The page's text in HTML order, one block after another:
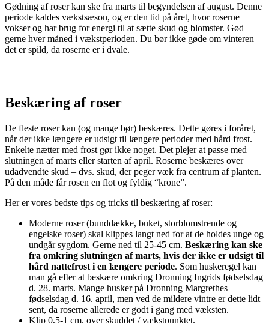
Gødning af roser kan ske fra marts til begyndelsen af august. Denne
periode kaldes vækstsæson, og er den tid på året, hvor roserne
vokser og har brug for energi til at sætte skud og blomster. Gød
gerne hver måned i vækstperioden. Du bør ikke gøde om vinteren –
det er spild, da roserne er i dvale.
Beskæring af roser
De fleste roser kan (og mange bør) beskæres. Dette gøres i foråret,
når der ikke længere er udsigt til længere perioder med hård frost.
Enkelte nætter med frost gør ikke noget. Det plejer at passe med
slutningen af marts eller starten af april. Roserne beskæres over
udadvendte skud – dvs. skud, der peger væk fra centrum af planten.
På den måde får rosen en flot og fyldig “krone”.
Her er vores bedste tips og tricks til beskæring af roser:
Moderne roser (bunddække, buket, storblomstrende og
engelske roser) skal klippes langt ned for at de holdes unge og
undgår sygdom. Gerne ned til 25-45 cm. Beskæring kan ske
fra omkring slutningen af marts, hvis der ikke er udsigt til
hård nattefrost i en længere periode. Som huskeregel kan
man gå efter at beskære omkring Dronning Ingrids fødselsdag
d. 28. marts. Mange husker på Dronning Margrethes
fødselsdag d. 16. april, men ved de mildere vintre er dette lidt
sent, da roserne allerede er godt i gang med væksten.
Klip 0,5-1 cm. over skuddet / vækstpunktet.